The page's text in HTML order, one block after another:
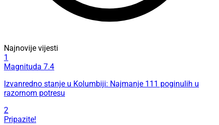
Najnovije vijesti
1
Magnituda 7.4
Izvanredno stanje u Kolumbiji: Najmanje 111 poginulih u
razornom potresu
2
Pripazite!